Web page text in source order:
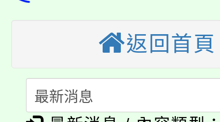
轉知中國文化大學推廣
《TA101》溝通分析基
程，歡迎學生輔導中心
心理、諮商輔導、社會
轉知苗栗縣政府辦理
縣市「校園短影音徵選
門員」簡章及活動海報
桃園市115學年度學生
要點
「桃園市補助參觀特色
返回首頁